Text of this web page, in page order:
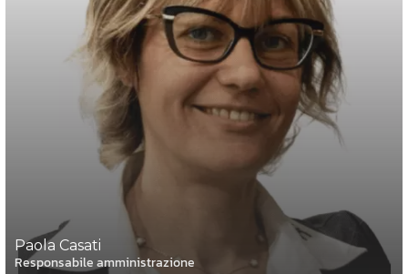
Paola Casati
Responsabile amministrazione